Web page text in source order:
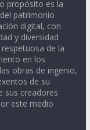
propósito es la
patrimonio
digital, con
y diversidad
de la
en los
obras de ingenio,
de su
sus creadores
este medio